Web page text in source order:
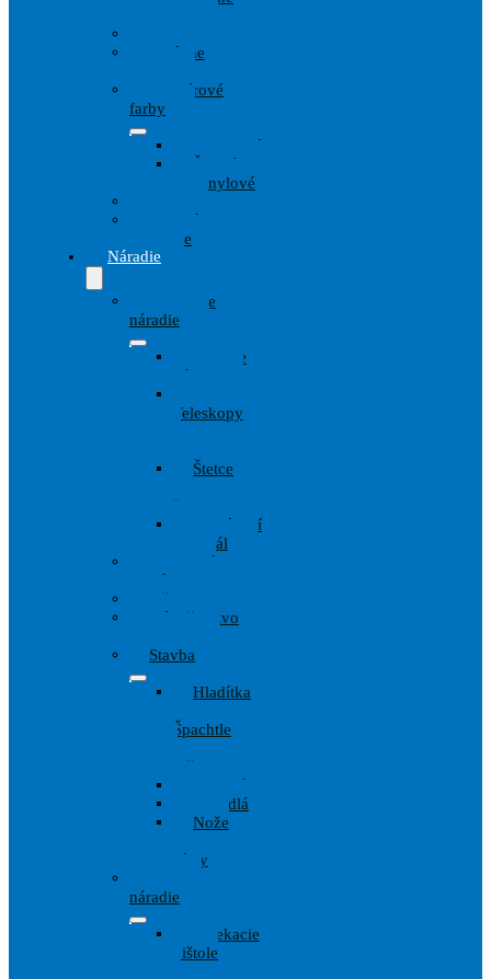
Fasádne
Interiérové
farby
Disperzné
Špeciálne
Vinylové
Penetrácie
Spreje
Náradie
Maliarske
náradie
Lepiace
pásky
Teleskopy
Štetce
štetky
Zakrývací
materiál
Ochranné
pomôcky
Pištole
Príslušenstvo
Stavba
Hladítka
Špachtle
lyžice
Kladivá
Meradlá
Nože
Pílky
náradie
Striekacie
pištole